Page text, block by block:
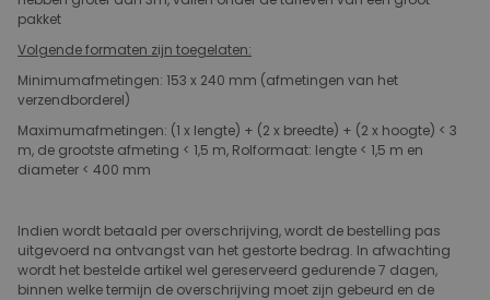
pakket​
Volgende formaten zijn toegelaten:
Minimumafmetingen: 153 x 240 mm (afmetingen van het
verzendborderel)​
Maximumafmetingen: (1 x lengte) + (2 x breedte) + (2 x hoogte) < 3
m, de grootste afmeting < 1,5 m, Rolformaat: lengte < 1,5 m en
diameter < 400 mm
Indien wordt betaald per overschrijving, wordt de bestelling pas
uitgevoerd na ontvangst van het gestorte bedrag. In afwachting
wordt het bestelde artikel wel gereserveerd gedurende 7 dagen,
binnen welke termijn de overschrijving moet zijn gebeurd en de